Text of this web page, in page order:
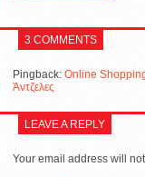
3 COMMENTS
Pingback: Online
Άντζελες
LEAVE A REPLY
Your email address will